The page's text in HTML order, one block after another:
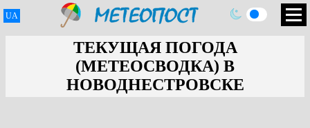
UA
ТЕКУЩАЯ ПОГОДА
(МЕТЕОСВОДКА) В
НОВОДНЕСТРОВСКЕ